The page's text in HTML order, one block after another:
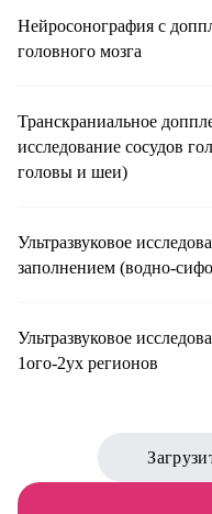
Нейросонография с
головного мозга
Транскраниальное
исследование сосудов
головы и шеи)
Ультразвуковое
заполнением (водно-
Ультразвуковое
1ого-2ух регионов